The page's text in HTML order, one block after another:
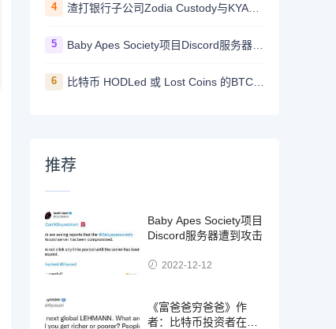
4 渣打银行子公司Zodia Custody与KYAX达成合作拟提供基于审计、业务和监管报告的加密托管服务
5 Baby Apes Society项目Discord服务器遭到攻击
6 比特币 HODLed 或 Lost Coins 的BTC数量创5年新高
推荐
Baby Apes Society项目
Discord服务器遭到攻击
2022-12-12
《富爸爸穷爸爸》作
者：比特币投资者在美